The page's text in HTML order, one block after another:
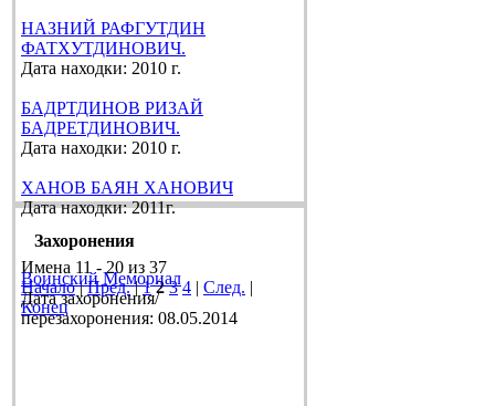
НАЗНИЙ РАФГУТДИН
ФАТХУТДИНОВИЧ.
Дата находки: 2010 г.
БАДРТДИНОВ РИЗАЙ
БАДРЕТДИНОВИЧ.
Дата находки: 2010 г.
ХАНОВ БАЯН ХАНОВИЧ
Дата находки: 2011г.
Имена 11 - 20 из 37
Начало|Пред.|1 2 3 4 | След. |
Конец
Захоронения
Воинский Мемориал
Дата захоронения/
перезахоронения: 08.05.2014